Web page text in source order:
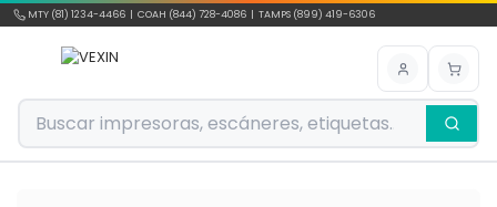
Ir al contenido
MTY (81) 1234-4466 | COAH (844) 728-4086 | TAMPS (899) 419-6306